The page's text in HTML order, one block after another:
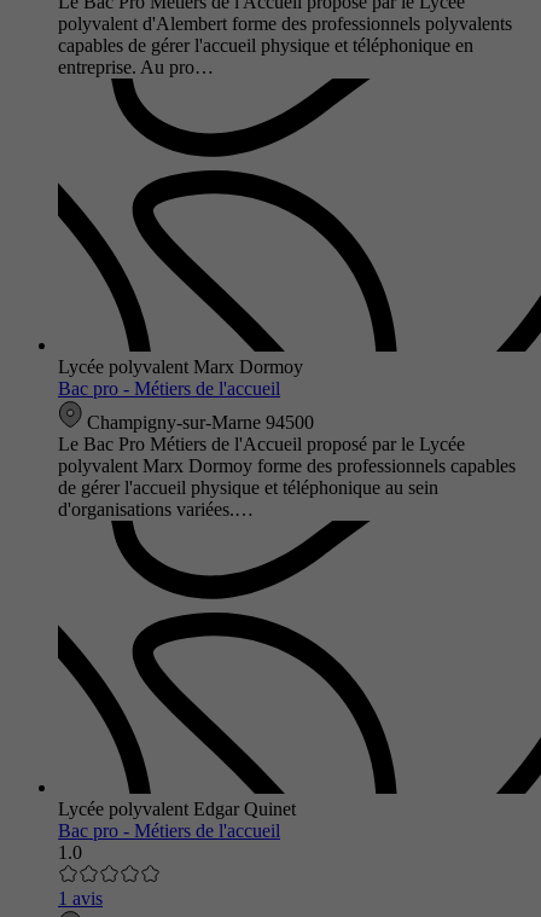
polyvalent d'Alembert forme des professionnels polyvalents
capables de gérer l'accueil physique et téléphonique en
entreprise. Au pro…
Lycée polyvalent Marx Dormoy
Bac pro - Métiers de l'accueil
Champigny-sur-Marne 94500
Le Bac Pro Métiers de l'Accueil proposé par le Lycée
polyvalent Marx Dormoy forme des professionnels capables
de gérer l'accueil physique et téléphonique au sein
d'organisations variées.…
Lycée polyvalent Edgar Quinet
Bac pro - Métiers de l'accueil
1.0
1 avis